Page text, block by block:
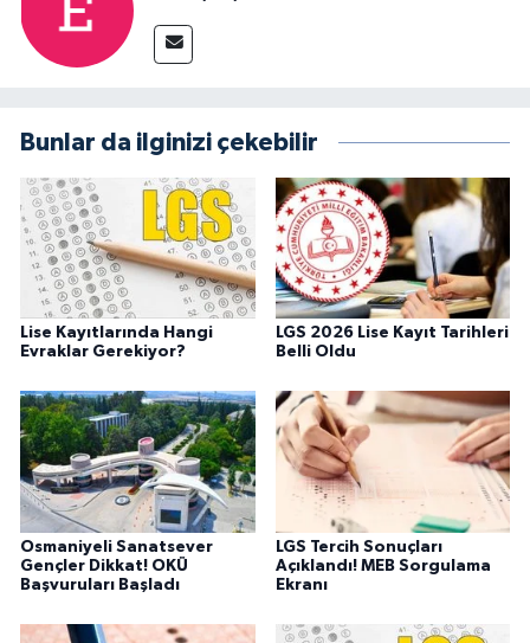
Bunlar da ilginizi çekebilir
Lise Kayıtlarında Hangi
Evraklar Gerekiyor?
LGS 2026 Lise Kayıt Tarihleri
Belli Oldu
Osmaniyeli Sanatsever
Gençler Dikkat! OKÜ
Başvuruları Başladı
LGS Tercih Sonuçları
Açıklandı! MEB Sorgulama
Ekranı